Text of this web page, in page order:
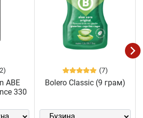
ABE
330
(7)
Bolero Classic (9 грам)